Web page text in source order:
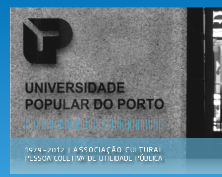
Universidade
Popular do
Porto
Associação
Cultural